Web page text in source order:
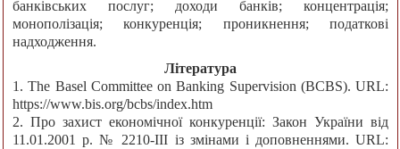
банківських послуг; доходи банків; концентрація;
монополізація; конкуренція; проникнення; податкові
надходження.
Література
1. The Basel Committee on Banking Supervision (BCBS). URL:
https://www.bis.org/bcbs/index.htm
2. Про захист економічної конкуренції: Закон України від
11.01.2001 р. № 2210-III із змінами і доповненнями. URL: